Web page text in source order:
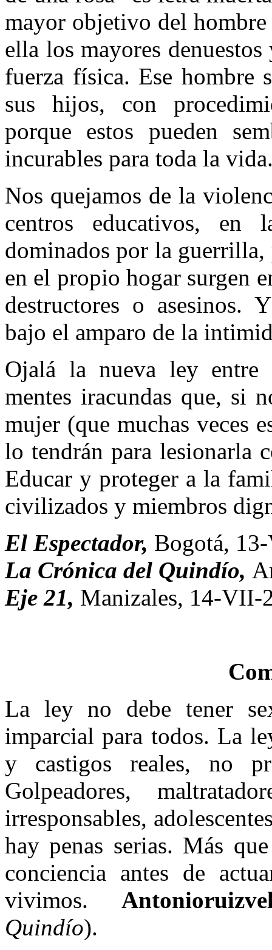
mayor objetivo del
ella los mayores
fuerza física. Ese hombre
sus hijos, con
porque estos pueden
incurables para toda la
Nos quejamos de la
centros educativos,
dominados por la guerrilla,
en el propio hogar surgen
destructores o asesinos.
bajo el amparo de la
Ojalá la nueva ley entre
mentes iracundas que, si
mujer (que muchas veces
lo tendrán para lesionarla
Educar y proteger a la
civilizados y miembros
El Espectador, Bogotá,
La Crónica del Quindío,
Eje 21, Manizales, 14-VII-
La ley no debe tener
imparcial para todos. La
y castigos reales, no
Golpeadores,
irresponsables,
hay penas serias. Más
conciencia antes de
vivimos.
Quindío).